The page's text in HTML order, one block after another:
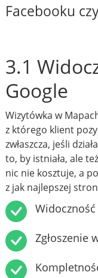
Facebooku
3.1
Google
Wizytówka w
z którego klient
zwłaszcza, jeśli
to, by istniała, ale
nic nie kosztuje, a
z jak najlepszej
Zgłoszenie